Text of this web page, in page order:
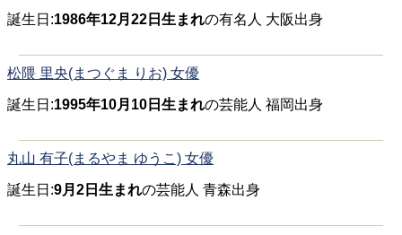
誕生日:1986年12月22日生まれの有名人 大阪出身
松隈 里央(まつぐま りお) 女優
誕生日:1995年10月10日生まれの芸能人 福岡出身
丸山 有子(まるやま ゆうこ) 女優
誕生日:9月2日生まれの芸能人 青森出身